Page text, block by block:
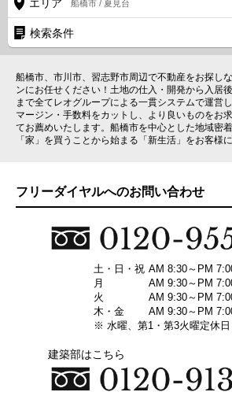
エリア 船橋市 / 夏見台
検索条件
船橋市、市川市、習志野市周辺で不動産をお探し
ンにお任せください！土地の仕入・開発から入居
まで全てレオグループによる一貫システムで運営
マージン・手数料をカットし、より良いものをお
てお薦めいたします。船橋市を中心とした地域密
「家」を買うことから始まる「新生活」をお客様
フリーダイヤルへのお問い合わせ
土・日・祝 AM 8:30～PM
月
AM 9:30～PM
火
AM 9:30～PM
木・金
AM 9:30～PM
※ 水曜、第1・第3火曜定休日
建築部はこちら